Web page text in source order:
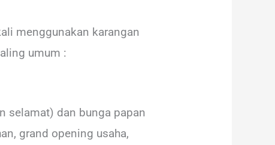
menggunakan karangan
umum :
selamat) dan bunga papan
grand opening usaha,